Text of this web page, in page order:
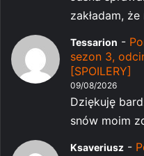
zakładam,
Tessarion -
sezon 3,
[SPOILERY]
09/08/2026
Dziękuję
snów moim
Ksaveriusz -